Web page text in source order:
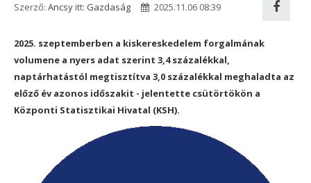
Szerző: Ancsy itt: Gazdaság 2025.11.06 08:39
2025. szeptemberben a kiskereskedelem forgalmának
volumene a nyers adat szerint 3,4 százalékkal,
naptárhatástól megtisztítva 3,0 százalékkal meghaladta az
előző év azonos időszakit - jelentette csütörtökön a
Központi Statisztikai Hivatal (KSH).